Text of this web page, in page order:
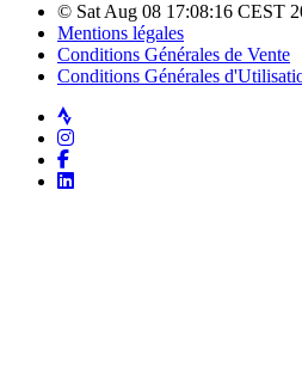
© Sat Aug 08 17:08:16 CEST
Mentions légales
Conditions Générales de Vente
Conditions Générales
Strava
Instagram
Facebook
LinkedIn